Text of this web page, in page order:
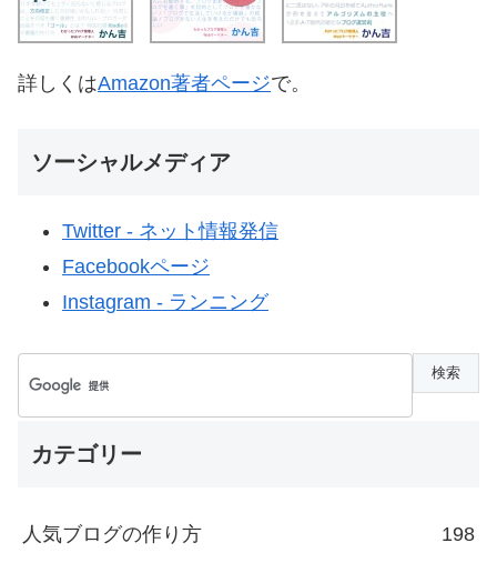
詳しくはAmazon著者ページで。
ソーシャルメディア
Twitter - ネット情報発信
Facebookページ
Instagram - ランニング
カテゴリー
人気ブログの作り方 198